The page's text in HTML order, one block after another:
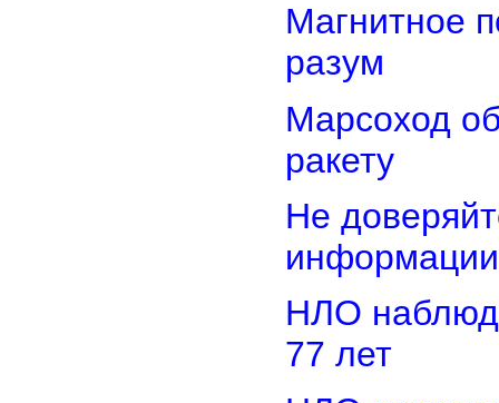
Магнитное
разум
Марсоход
ракету
Не
информации
НЛО
77 лет